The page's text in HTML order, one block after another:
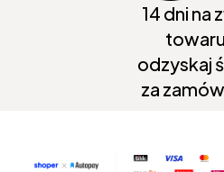
14 dni na
odzyskaj
za